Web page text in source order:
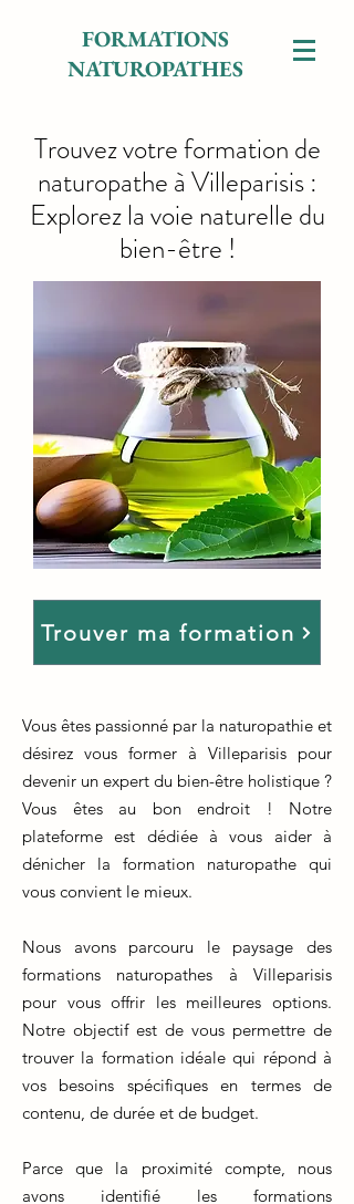
FORMATIONS
NATUROPATHES
Trouvez votre formation de
naturopathe à Villeparisis :
Explorez la voie naturelle du
bien-être !
Trouver ma formation
Vous êtes passionné par la naturopathie et
désirez vous former à Villeparisis pour
devenir un expert du bien-être holistique ?
Vous êtes au bon endroit ! Notre
plateforme est dédiée à vous aider à
dénicher la formation naturopathe qui
vous convient le mieux.
Nous avons parcouru le paysage des
formations naturopathes à Villeparisis
pour vous offrir les meilleures options.
Notre objectif est de vous permettre de
trouver la formation idéale qui répond à
vos besoins spécifiques en termes de
contenu, de durée et de budget.
Parce que la proximité compte, nous
avons identifié les formations